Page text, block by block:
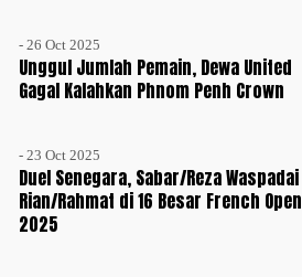
- 26 Oct 2025
Unggul Jumlah Pemain, Dewa United
Gagal Kalahkan Phnom Penh Crown
- 23 Oct 2025
Duel Senegara, Sabar/Reza Waspadai
Rian/Rahmat di 16 Besar French Open
2025